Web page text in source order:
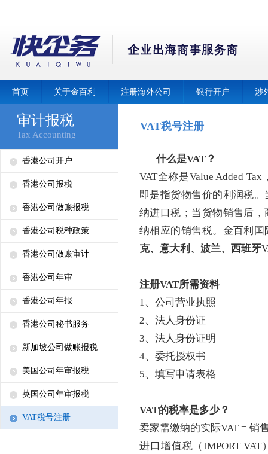
首页 关于金百利 注册海外公司 银行开户 涉
审计报税
Tax Accounting
香港公司开户
香港公司报税
香港公司做账报税
香港公司税种政策
香港公司做账审计
香港公司年审
香港公司年报
香港公司秘书服务
新加坡公司做账报税
美国公司年审报税
英国公司年审报税
VAT税号注册
VAT税号注册
什么是VAT？
VAT全称是Value Added
即是指货物售价的利润税
纳进口税；当货物销售后
纳相应的销售税。金百利国
克、意大利、波兰、西班牙
注册VAT所需资料
1、 公司营业执照
2、 法人身份证
3、 法人身份证明
4、 委托授权书
5、 填写申请表格
VAT的税率是多少？
卖家需缴纳的实际VAT = 销
进口增值税（IMPORT